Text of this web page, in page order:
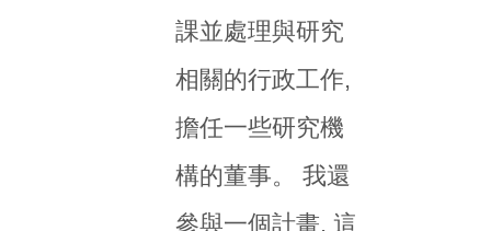
課並處理與研究
相關的行政工作,
擔任一些研究機
構的董事。 我還
參與一個計畫, 這